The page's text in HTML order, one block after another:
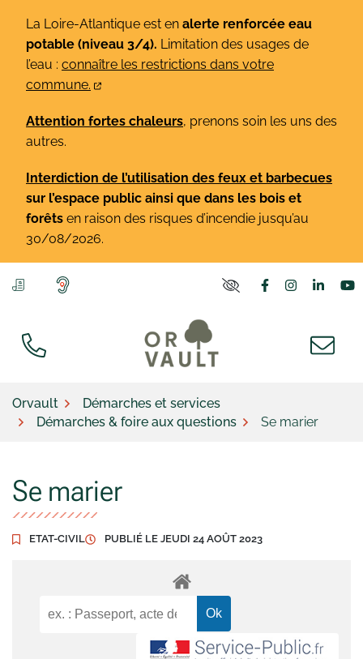
contenu
La Loire-Atlantique est en alerte renforcée eau
potable (niveau 3/4). Limitation des usages de
l’eau : connaître les restrictions dans votre
commune.
Attention fortes chaleurs, prenons soin les uns des
autres.
Interdiction de l’utilisation des feux et barbecues
sur l’espace public ainsi que dans les bois et
forêts en raison des risques d’incendie jusqu’au
30/08/2026.
Lien vers le
Lien vers
Lien
Orvault
Démarches et services
Démarches & foire aux questions
Se marier
Se marier
ETAT-CIVIL PUBLIÉ LE JEUDI 24 AOÛT 2023